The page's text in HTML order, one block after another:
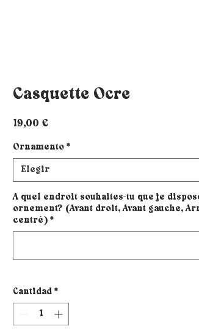
Casquette Ocre
19,00 €
Ornamento *
Elegir
A quel endroit souhaites-tu que je
ornement? (Avant droit, Avant gauche,
centré) *
Cantidad *